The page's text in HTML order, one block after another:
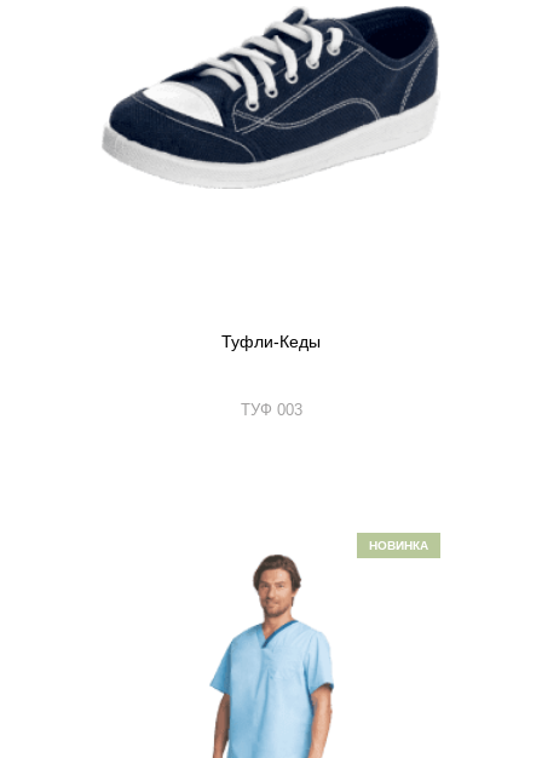
Туфли-Кеды
ТУФ 003
НОВИНКА